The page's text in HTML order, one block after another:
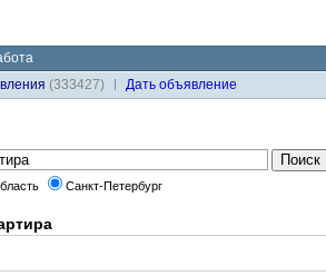
(333427)
Дaть объявление
Санкт-Петербург